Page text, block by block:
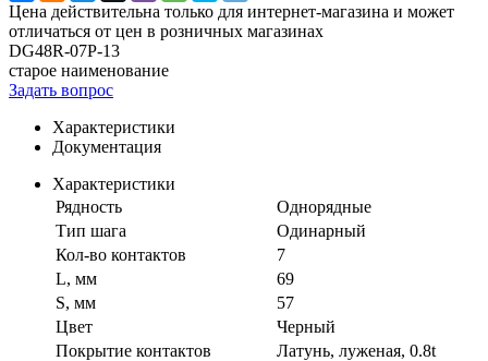
Цена действительна только для интернет-магазина и может
отличаться от цен в розничных магазинах
DG48R-07P-13
старое наименование
Задать вопрос
Характеристики
Документация
Характеристики
Рядность
Однорядные
Тип шага
Одинарный
Кол-во контактов
7
L, мм
69
S, мм
57
Цвет
Черный
Покрытие контактов
Латунь, луженая, 0.8t